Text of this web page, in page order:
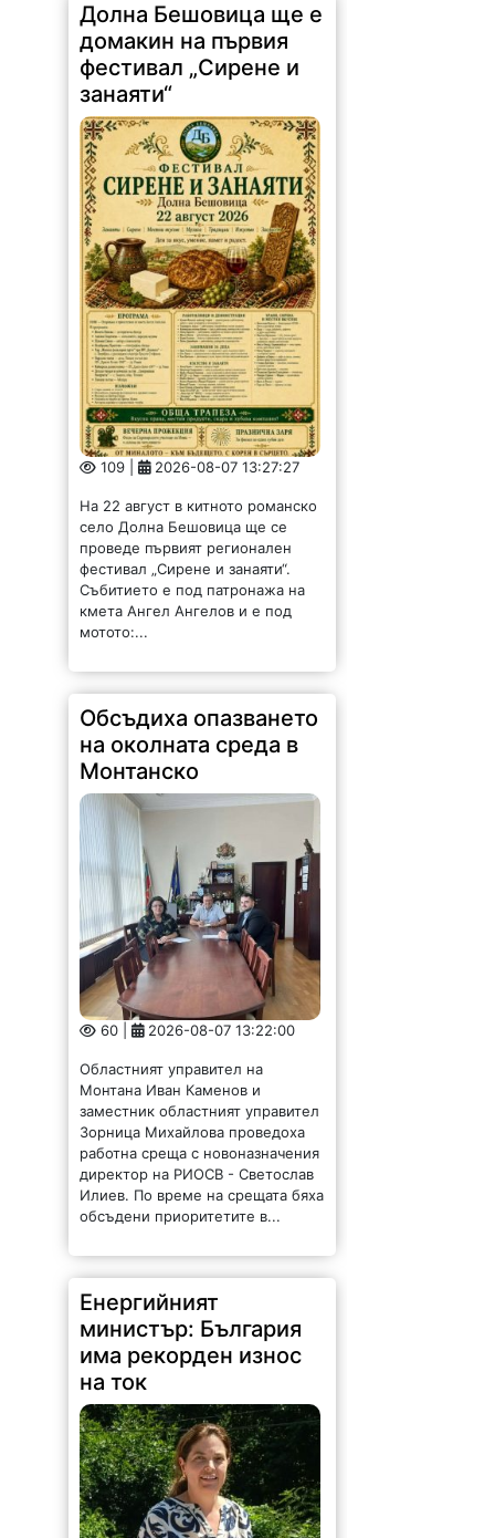
Долна Бешовица ще е
домакин на първия
фестивал „Сирене и
занаяти“
109 | 2026-08-07 13:27:27
На 22 август в китното романско
село Долна Бешовица ще се
проведе първият регионален
фестивал „Сирене и занаяти“.
Събитието е под патронажа на
кмета Ангел Ангелов и е под
мотото:...
Обсъдиха опазването
на околната среда в
Монтанско
60 | 2026-08-07 13:22:00
Областният управител на
Монтана Иван Каменов и
заместник областният управител
Зорница Михайлова проведоха
работна среща с новоназначения
директор на РИОСВ - Светослав
Илиев. По време на срещата бяха
обсъдени приоритетите в...
Енергийният
министър: България
има рекорден износ
на ток